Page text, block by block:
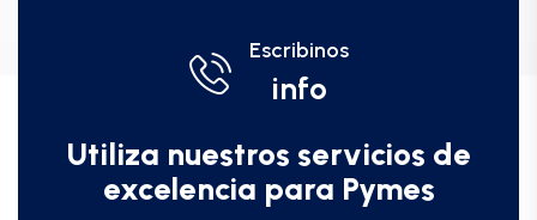
Escribinos
info
Utiliza nuestros servicios de
excelencia para Pymes